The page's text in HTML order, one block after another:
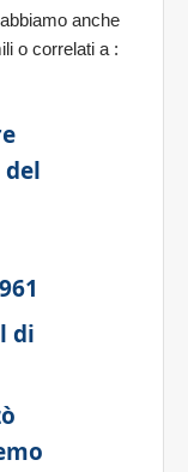
anche
o correlati a :
del
di